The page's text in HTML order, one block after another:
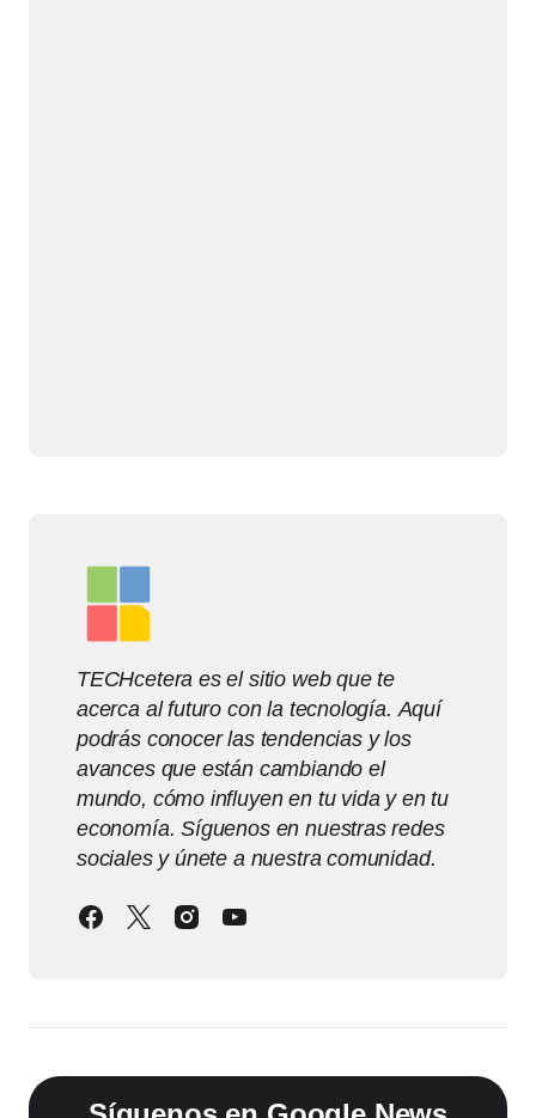
TECHcetera es el sitio web que te
acerca al futuro con la tecnología. Aquí
podrás conocer las tendencias y los
avances que están cambiando el
mundo, cómo influyen en tu vida y en tu
economía. Síguenos en nuestras redes
sociales y únete a nuestra comunidad.